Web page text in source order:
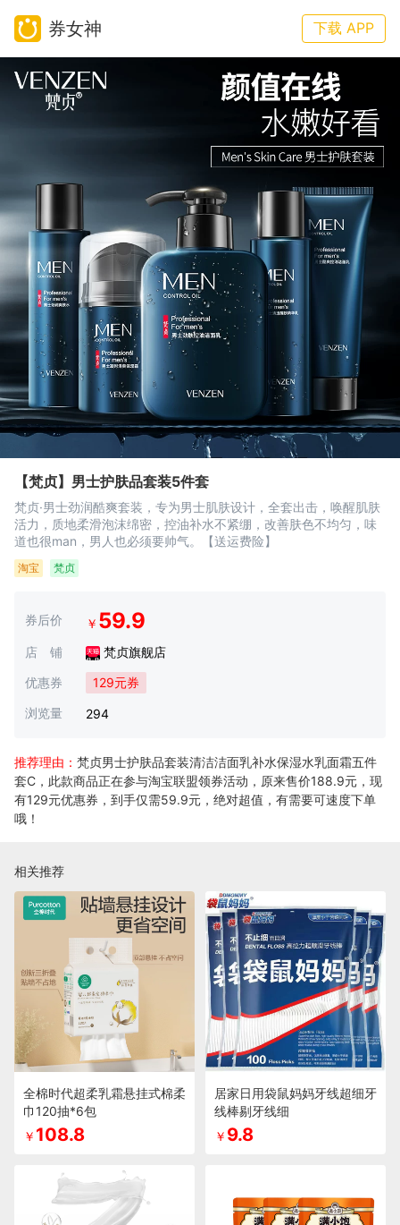
券女神 下载 APP
【梵贞】男士护肤品套装5件套
梵贞·男士劲润酷爽套装，专为男士肌肤设计，全套出击，唤醒肌肤
活力，质地柔滑泡沫绵密，控油补水不紧绷，改善肤色不均匀，味
道也很man，男人也必须要帅气。【送运费险】
淘宝 梵贞
券后价 ￥ 59.9
店 铺
梵贞旗舰店
优惠券
129元券
浏览量
294
推荐理由： 梵贞男士护肤品套装清洁洁面乳补水保湿水乳面霜五件
套C，此款商品正在参与淘宝联盟领券活动，原来售价188.9元，现
有129元优惠券，到手仅需59.9元，绝对超值，有需要可速度下单
哦！
相关推荐
全棉时代超柔乳霜悬挂式棉柔
巾120抽*6包
￥ 108.8
居家日用袋鼠妈妈牙线超细牙
线棒剔牙线细
￥ 9.8